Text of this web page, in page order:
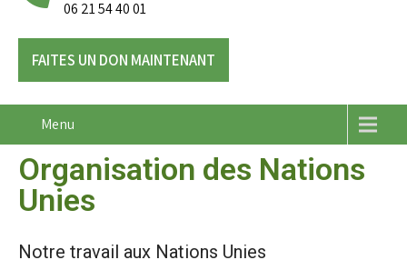
06 21 54 40 01
FAITES UN DON MAINTENANT
Menu
Organisation des Nations
Unies
Notre travail aux Nations Unies